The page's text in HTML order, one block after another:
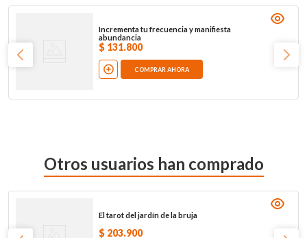
Incrementa tu frecuencia y manifiesta
abundancia
$ 131.800
COMPRAR AHORA
Otros usuarios han comprado
El tarot del jardín de la bruja
$ 203.900